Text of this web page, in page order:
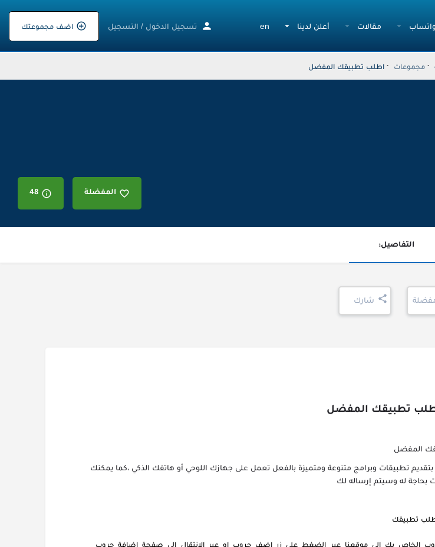
واتساب مقالات أعلن لدينا en تسجيل الدخول / التسجيل اضف مجموعتك
مجموعات اطلب تطبيقك المفضل
المفضلة 48
التفاصيل:
شارك
تطبيقك المفضل
المفضل
تطبيقات وبرامج متنوعة ومتميزة بالفعل تعمل على جهازك اللوحي أو هاتفك الذكي ،كما يمكنك
له وسيتم إرساله لك
تطبيقك
الخاص بك الى موقعنا عبر الضغط على زر اضف جروب او عبر الانتقال الى صفحة اضافة جروب